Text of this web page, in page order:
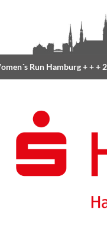
Hamburg+ + +21. Juni